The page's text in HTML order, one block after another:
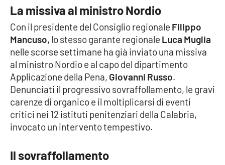
Venti di comunicazione
STREAMING
LaC TV
LaC Network
LaC OnAir
EDIZIONI
LOCALI
La missiva al ministro Nordio
Con il presidente del Consiglio regionale Filippo
Mancuso, lo stesso garante regionale Luca Muglia
nelle scorse settimane ha già inviato una missiva
al ministro Nordio e al capo del dipartimento
Applicazione della Pena, Giovanni Russo.
Denunciati il progressivo sovraffollamento, le gravi
carenze di organico e il moltiplicarsi di eventi
critici nei 12 istituti penitenziari della Calabria,
invocato un intervento tempestivo.
Il sovraffollamento